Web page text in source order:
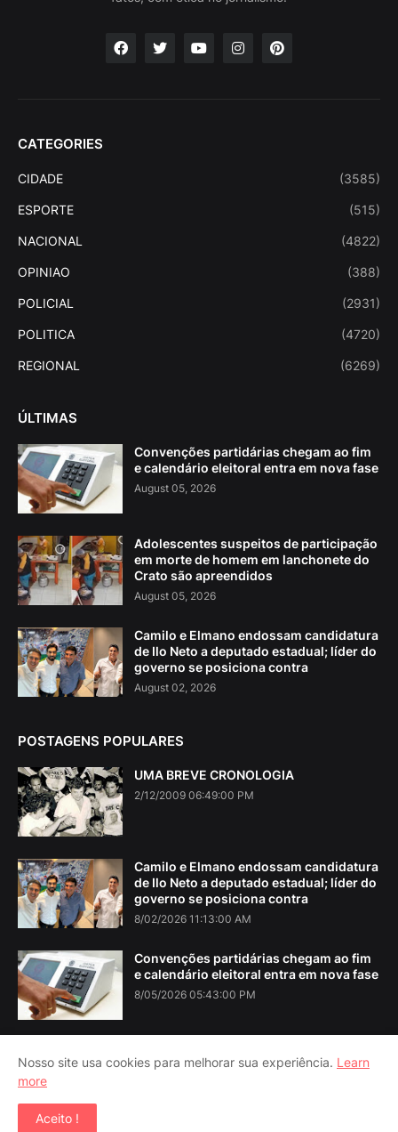
CATEGORIES
CIDADE (3585)
ESPORTE (515)
NACIONAL (4822)
OPINIAO (388)
POLICIAL (2931)
POLITICA (4720)
REGIONAL (6269)
ÚLTIMAS
Convenções partidárias chegam ao fim
e calendário eleitoral entra em nova fase
August 05, 2026
Adolescentes suspeitos de participação
em morte de homem em lanchonete do
Crato são apreendidos
August 05, 2026
Camilo e Elmano endossam candidatura
de Ilo Neto a deputado estadual; líder do
governo se posiciona contra
August 02, 2026
POSTAGENS POPULARES
UMA BREVE CRONOLOGIA
2/12/2009 06:49:00 PM
Camilo e Elmano endossam candidatura
de Ilo Neto a deputado estadual; líder do
governo se posiciona contra
8/02/2026 11:13:00 AM
Convenções partidárias chegam ao fim
e calendário eleitoral entra em nova fase
8/05/2026 05:43:00 PM
Nosso site usa cookies para melhorar sua experiência. Learn
more
Aceito !